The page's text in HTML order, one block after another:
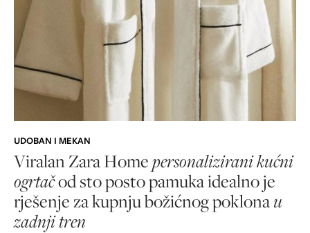
UDOBAN I MEKAN
Viralan Zara Homepersonalizirani kućni
ogrtačod sto posto pamuka idealno je
rješenje za kupnju božićnog poklonau
zadnji tren